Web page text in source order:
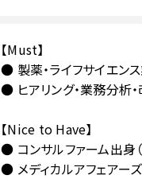
【Must】
● 製薬・ライフサイエン
● ヒアリング・業務分析
【Nice to Have】
● コンサルファーム出身
● メディカルアフェアー